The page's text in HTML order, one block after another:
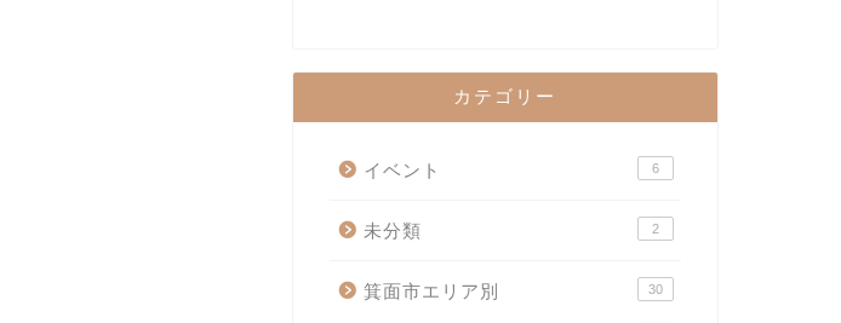
カテゴリー
イベント 6
未分類 2
箕面市エリア別 30